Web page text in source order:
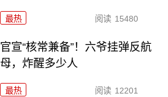
最热 阅读 15480
官宣“核常兼备”！六爷挂弹反航
母，炸醒多少人
最热 阅读 12201